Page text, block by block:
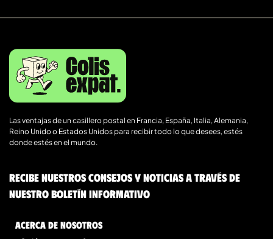
Las ventajas de un casillero postal en Francia, España, Italia, Alemania,
Reino Unido o Estados Unidos para recibir todo lo que desees, estés
donde estés en el mundo.
Recibe nuestros consejos y noticias a través de
nuestro boletín informativo
Acerca de nosotros